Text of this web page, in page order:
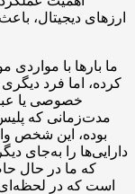
ارزهای دیجیتال،
ما بارها با
کرده، اما فرد
خصوصی یا
مدت‌زمانی که
بوده، این شخص
دارایی‌ها را به‌جای
که ما در حال
است که در لحظه‌ای